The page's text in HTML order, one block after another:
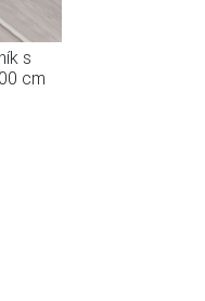
s
cm